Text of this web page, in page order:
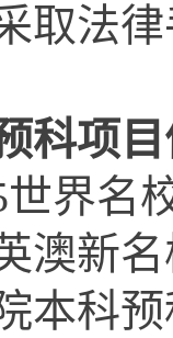
取法
科项
世界名
澳新
本科